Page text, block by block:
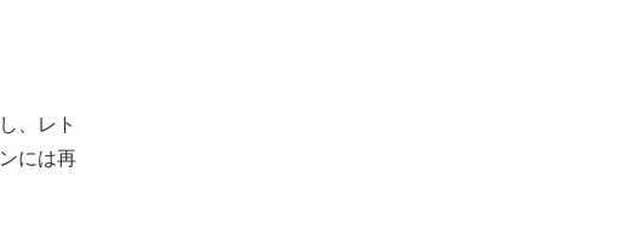
、レト
には再